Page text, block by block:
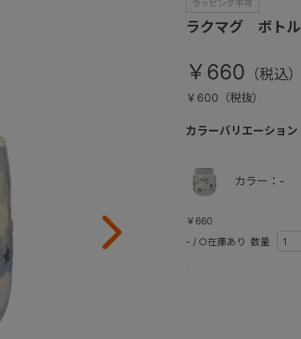
ラクマグ ボト
￥660
￥600（税抜）
カラーバリエーション
カラー：-
￥660
- / ○在庫あり 数量